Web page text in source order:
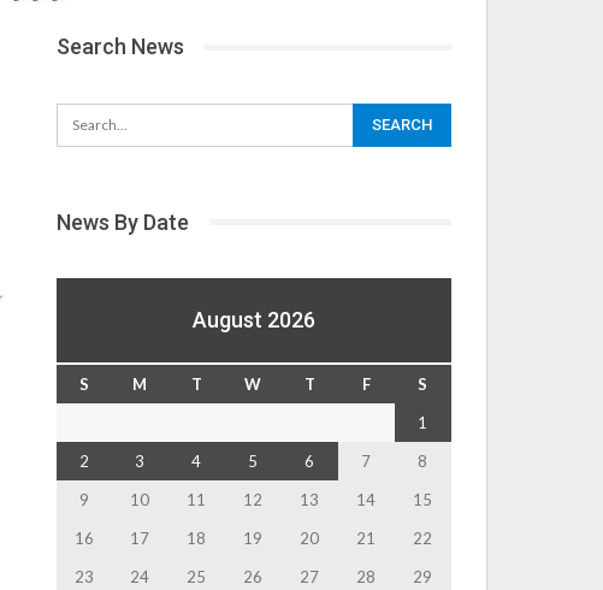
Search News
News By Date
August 2026
S M T W T F
S
1
2
3 4 5 6 7
8
9
10 11 12 13 14
15
16
17 18 19 20 21
22
23
24 25 26 27 28
29